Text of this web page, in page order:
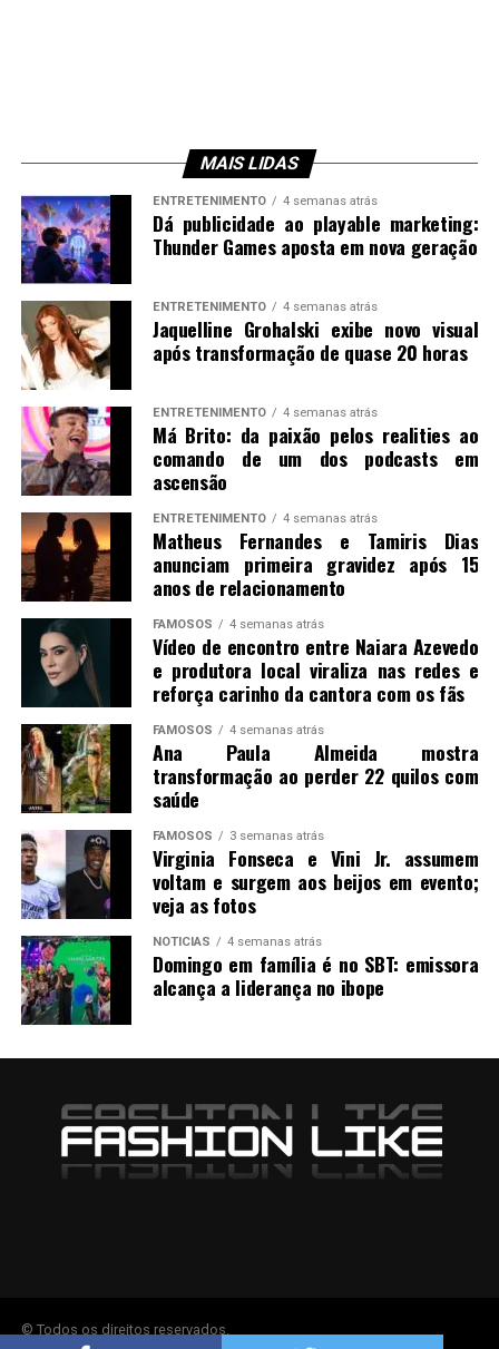
MAIS LIDAS
ENTRETENIMENTO 4 semanas atrás
Dá publicidade ao playable marketing:
Thunder Games aposta em nova geração
ENTRETENIMENTO 4 semanas atrás
Jaquelline Grohalski exibe novo visual
após transformação de quase 20 horas
ENTRETENIMENTO 4 semanas atrás
Má Brito: da paixão pelos realities ao
comando de um dos podcasts em
ascensão
ENTRETENIMENTO 4 semanas atrás
Matheus Fernandes e Tamiris Dias
anunciam primeira gravidez após 15
anos de relacionamento
FAMOSOS 4 semanas atrás
Vídeo de encontro entre Naiara Azevedo
e produtora local viraliza nas redes e
reforça carinho da cantora com os fãs
FAMOSOS 4 semanas atrás
Ana Paula Almeida mostra
transformação ao perder 22 quilos com
saúde
FAMOSOS 3 semanas atrás
Virginia Fonseca e Vini Jr. assumem
voltam e surgem aos beijos em evento;
veja as fotos
NOTICIAS 4 semanas atrás
Domingo em família é no SBT: emissora
alcança a liderança no ibope
© Todos os direitos reservados.